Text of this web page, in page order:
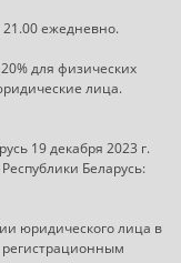
ежедневно.
для физических
лица.
19 декабря 2023 г.
Беларусь:
юридического лица в
регистрационным